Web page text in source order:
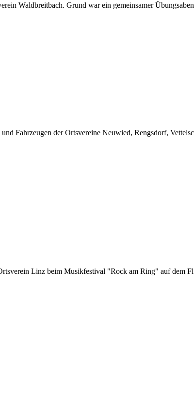
Waldbreitbach. Grund war ein gemeinsamer
Fahrzeugen der Ortsvereine Neuwied, Rengsdorf,
Linz beim Musikfestival "Rock am Ring" auf dem